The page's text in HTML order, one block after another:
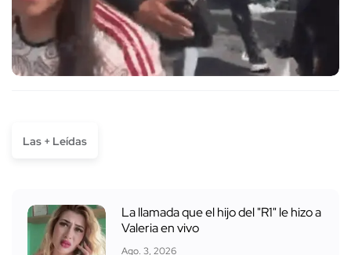
Las + Leídas
La llamada que el hijo del "R1" le hizo a
Valeria en vivo
Ago. 3, 2026